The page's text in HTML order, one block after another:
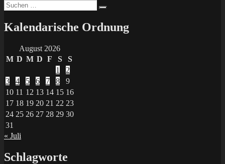
Suchen
nach:
Kalendarische Ordnung
August 2026
M D M D F S
S
1
2
3
4 5 6 7 8
9
10 11 12 13 14 15 16
17 18 19 20 21 22 23
24 25 26 27 28 29 30
31
« Juli
Schlagworte